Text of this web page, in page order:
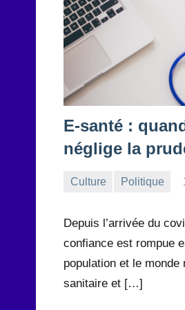
E-santé :
néglige la
Culture Politique
Depuis l’arrivée du
confiance est rompue
population et le
sanitaire et […]